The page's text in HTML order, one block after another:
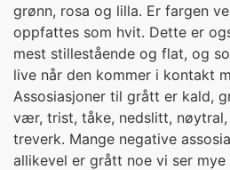
grønn, rosa og lilla. Er fargen
oppfattes som hvit. Dette er
mest stillestående og flat, og
live når den kommer i kontakt
Assosiasjoner til grått er kald,
vær, trist, tåke, nedslitt,
treverk. Mange negative
allikevel er grått noe vi ser